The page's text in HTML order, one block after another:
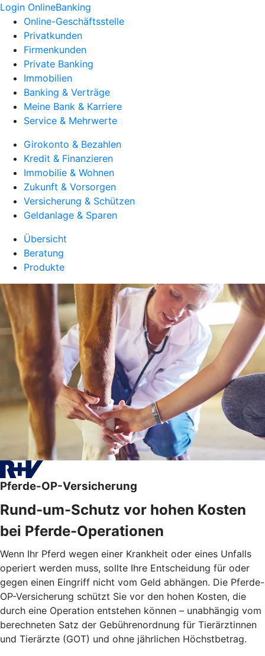
Login OnlineBanking
Online-Geschäftsstelle
Privatkunden
Firmenkunden
Private Banking
Immobilien
Banking & Verträge
Meine Bank & Karriere
Service & Mehrwerte
Girokonto & Bezahlen
Kredit & Finanzieren
Immobilie & Wohnen
Zukunft & Vorsorgen
Versicherung & Schützen
Geldanlage & Sparen
Übersicht
Beratung
Produkte
Pferde-OP-Versicherung
Rund-um-Schutz vor hohen Kosten
bei Pferde-Operationen
Wenn Ihr Pferd wegen einer Krankheit oder eines Unfalls
operiert werden muss, sollte Ihre Entscheidung für oder
gegen einen Eingriff nicht vom Geld abhängen. Die Pferde-
OP-Versicherung schützt Sie vor den hohen Kosten, die
durch eine Operation entstehen können – unabhängig vom
berechneten Satz der Gebührenordnung für Tierärztinnen
und Tierärzte (GOT) und ohne jährlichen Höchstbetrag.